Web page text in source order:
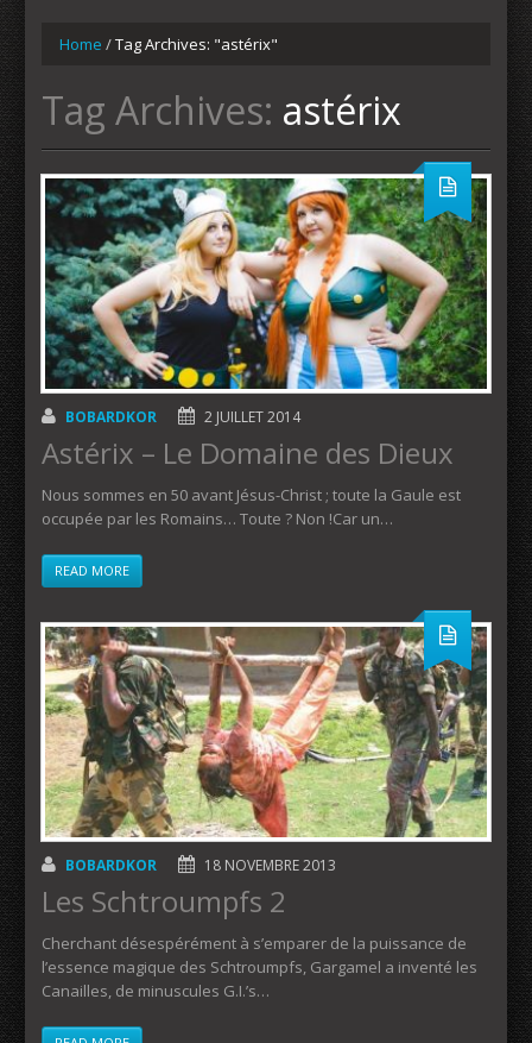
Home /Tag Archives: "astérix"
Tag Archives: astérix
BOBARDKOR 2 JUILLET 2014
Astérix – Le Domaine des Dieux
Nous sommes en 50 avant Jésus-Christ ; toute la Gaule est
occupée par les Romains… Toute ? Non !Car un…
READ MORE
BOBARDKOR 18 NOVEMBRE 2013
Les Schtroumpfs 2
Cherchant désespérément à s’emparer de la puissance de
l’essence magique des Schtroumpfs, Gargamel a inventé les
Canailles, de minuscules G.I.’s…